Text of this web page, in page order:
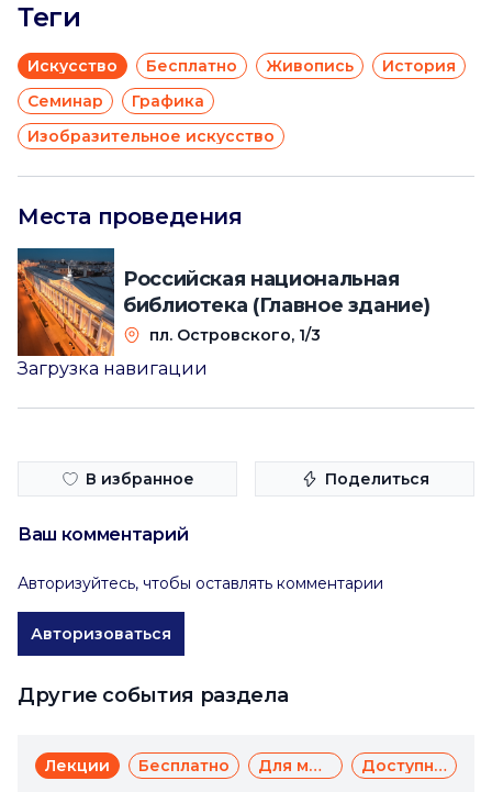
Теги
Искусство Бесплатно Живопись
История
Семинар
Графика
Изобразительное искусство
Места проведения
Российская национальная
библиотека (Главное здание)
пл. Островского, 1/3
Загрузка навигации
В избранное Поделиться
Ваш комментарий
Авторизуйтесь, чтобы оставлять комментарии
Авторизоваться
Другие события раздела
Лекции Бесплатно Для молодежи Доступная среда